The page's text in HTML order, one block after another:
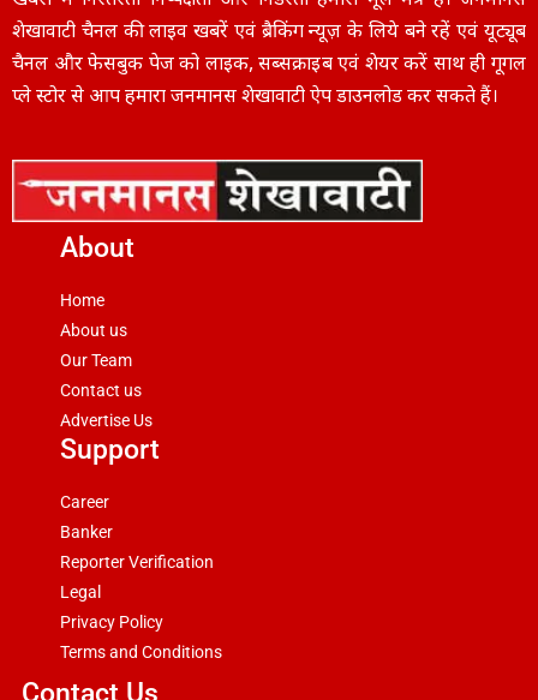
शेखावाटी चैनल की लाइव खबरें एवं ब्रैकिंग न्यूज़ के लिये बने रहें एवं यूट्यूब
चैनल और फेसबुक पेज को लाइक, सब्सक्राइब एवं शेयर करें साथ ही गूगल
प्ले स्टोर से आप हमारा जनमानस शेखावाटी ऐप डाउनलोड कर सकते हैं।
About
Home
About us
Our Team
Contact us
Advertise Us
Support
Career
Banker
Reporter Verification
Legal
Privacy Policy
Terms and Conditions